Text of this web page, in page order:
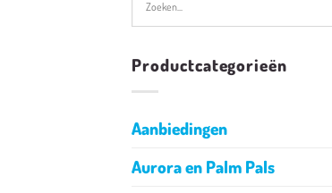
Productcategorieën
Aanbiedingen
Aurora en Palm Pals